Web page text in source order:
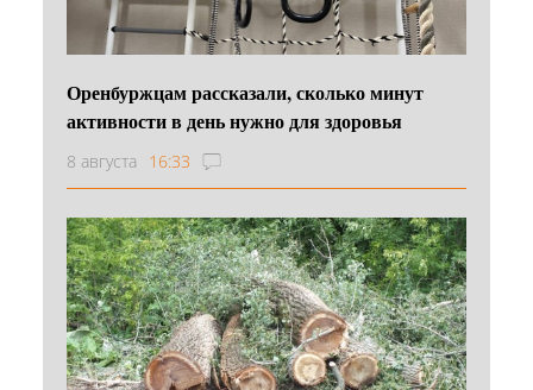
Оренбуржцам рассказали, сколько минут
активности в день нужно для здоровья
8 августа 16:33